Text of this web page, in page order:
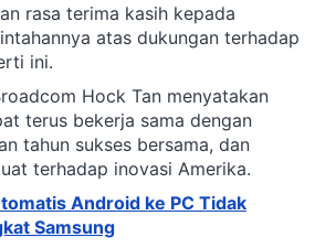
rasa terima kasih kepada
atas dukungan terhadap
ini.
Hock Tan menyatakan
terus bekerja sama dengan
tahun sukses bersama, dan
terhadap inovasi Amerika.
Android ke PC Tidak
Samsung